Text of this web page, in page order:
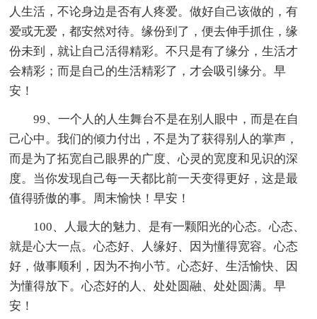
人生活，不论身边是否有人疼爱。做好自己该做的，有
爱或无爱，都安然对待。缘份到了，便去伸手抓住，缘
份未到，就让自己活得精彩。不只是有了缘分，生活才
会精彩；而是自己的生活精彩了，才会吸引缘分。早
安！
99、一个人的人生舞台不是在别人眼中，而是在自
己心中。我们的倾力付出，不是为了获得别人的掌声，
而是为了拓宽自己眼界的广度、心灵的宽度和见识的深
度。当你发现自己每一天都比前一天变得更好，这是最
值得骄傲的事。周末愉快！早安！
100、人最大的魅力、是有一颗阳光的心态。心态、
就是心大一点。心态好、人缘好、因为懂得宽容。心态
好，做事顺利，因为不拘小节。心态好、生活愉快、因
为懂得放下。心态好的人、处处圆融、处处圆满。早
安！